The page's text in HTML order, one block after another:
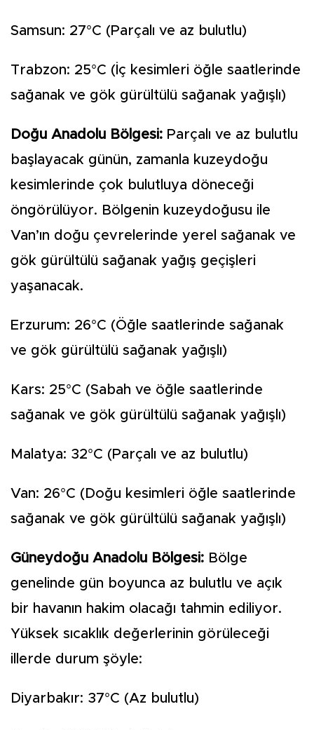
Samsun: 27°C (Parçalı ve az bulutlu)
Trabzon: 25°C (İç kesimleri öğle saatlerinde
sağanak ve gök gürültülü sağanak yağışlı)
Doğu Anadolu Bölgesi: Parçalı ve az bulutlu
başlayacak günün, zamanla kuzeydoğu
kesimlerinde çok bulutluya döneceği
öngörülüyor. Bölgenin kuzeydoğusu ile
Van’ın doğu çevrelerinde yerel sağanak ve
gök gürültülü sağanak yağış geçişleri
yaşanacak.
Erzurum: 26°C (Öğle saatlerinde sağanak
ve gök gürültülü sağanak yağışlı)
Kars: 25°C (Sabah ve öğle saatlerinde
sağanak ve gök gürültülü sağanak yağışlı)
Malatya: 32°C (Parçalı ve az bulutlu)
Van: 26°C (Doğu kesimleri öğle saatlerinde
sağanak ve gök gürültülü sağanak yağışlı)
Güneydoğu Anadolu Bölgesi: Bölge
genelinde gün boyunca az bulutlu ve açık
bir havanın hakim olacağı tahmin ediliyor.
Yüksek sıcaklık değerlerinin görüleceği
illerde durum şöyle:
Diyarbakır: 37°C (Az bulutlu)